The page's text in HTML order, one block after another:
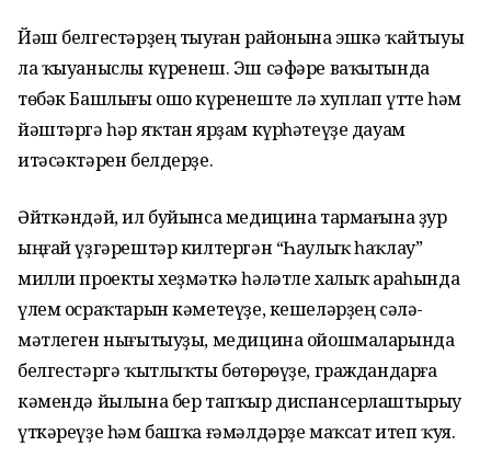
Йәш белгестәрҙең тыуған районына эшкә ҡайтыуы
ла ҡыуаныслы күренеш. Эш сәфәре ваҡытында
төбәк Башлығы ошо күренеште лә хуплап үтте һәм
йәштәргә һәр яҡтан ярҙам күрһәтеүҙе дауам
итәсәктәрен белдерҙе.
Әйткәндәй, ил буйынса медицина тармағына ҙур
ыңғай үҙгәрештәр килтергән “Һаулыҡ һаҡлау”
милли проекты хеҙмәткә һәләтле халыҡ араһында
үлем осраҡтарын кәметеүҙе, кешеләрҙең сәлә­
мәтлеген нығытыуҙы, медицина ойошмаларында
белгестәргә ҡытлыҡты бөтөрөүҙе, граждан­дарға
кәмендә йылына бер тапҡыр диспансерлаштырыу
үткәреүҙе һәм башҡа ғәмәлдәрҙе маҡсат итеп ҡуя.